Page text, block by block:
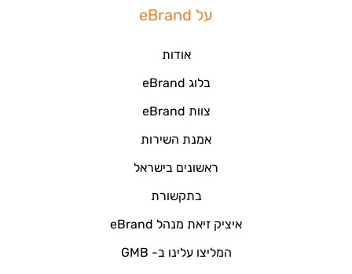
על eBrand
אודות
בלוג eBrand
צוות eBrand
אמנת השירות
ראשונים בישראל
בתקשורת
איציק זיאת מנהל eBrand
המליצו עלינו ב- GMB